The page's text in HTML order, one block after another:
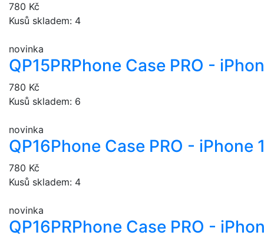
780 Kč
Kusů skladem: 4
novinka
QP15PRPhone Case PRO -
780 Kč
Kusů skladem: 6
novinka
QP16Phone Case PRO - iPhone
780 Kč
Kusů skladem: 4
novinka
QP16PRPhone Case PRO -